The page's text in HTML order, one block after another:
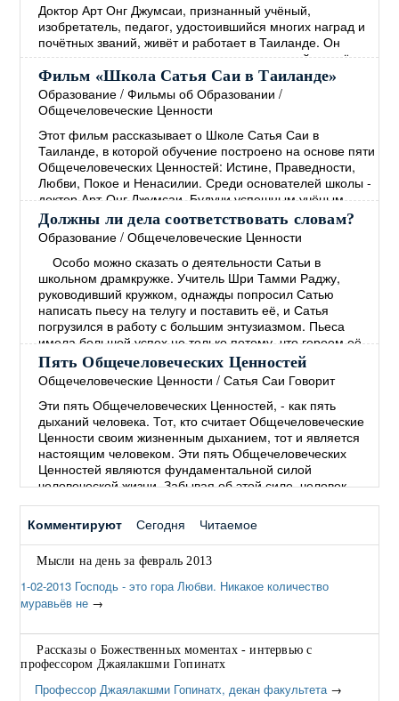
Доктор Арт Онг Джумсаи, признанный учёный,
изобретатель, педагог, удостоившийся многих наград и
почётных званий, живёт и работает в Таиланде. Он
является создателем и директором известной во всём
мире школы Сатья Саи, основанной на
Общечеловеческих Ценностях. В своём выступлении,
которое проходило в Сингапуре в 2013 году, доктор Арт
Онг Джумсаи рассказывает о том, как интегрировать
Общечеловеческие Ценности в образование, а также о
жизни школы и опыте её→
Фильм «Школа Сатья Саи в Таиланде»
Образование /Фильмы об Образовании /
Общечеловеческие Ценности
Этот фильм рассказывает о Школе Сатья Саи в
Таиланде, в которой обучение построено на основе пяти
Общечеловеческих Ценностей: Истине, Праведности,
Любви, Покое и Ненасилии. Среди основателей школы -
доктор Арт-Онг Джумсаи. Будучи успешным учёным,
политиком и общественным деятелем, доктор Джумсаи
является директором этой школы на протяжении более
20 лет. Вся жизнь школы, начиная с
общеобразовательной программы и заканчивая
финансированием, основана на→
Должны ли дела соответствовать словам?
Образование /Общечеловеческие Ценности
Особо можно сказать о деятельности Сатьи в
школьном драмкружке. Учитель Шри Тамми Раджу,
руководивший кружком, однажды попросил Сатью
написать пьесу на телугу и поставить её, и Сатья
погрузился в работу с большим энтузиазмом. Пьеса
имела большой успех не только потому, что героем её
был мальчик, которого играл Сам Сатья, но, главным
образом, потому, что её темой был извечный
человеческий грех – лицемерие, состоящее в том, что
"человек →
Пять Общечеловеческих Ценностей
Общечеловеческие Ценности /Сатья Саи Говорит
Эти пять Общечеловеческих Ценностей, - как пять
дыханий человека. Тот, кто считает Общечеловеческие
Ценности своим жизненным дыханием, тот и является
настоящим человеком. Эти пять Общечеловеческих
Ценностей являются фундаментальной силой
человеческой жизни. Забывая об этой силе, человек
начинает полагаться на силы мирские. В древние
времена люди понимали, что пять Общечеловеческих
Ценностей необходимы для Покоя и процветания во
всём мире. Мы не→
Комментируют Сегодня Читаемое
Мысли на день за февраль 2013
1-02-2013 Господь - это гора Любви. Никакое количество
муравьёв не →
Рассказы о Божественных моментах - интервью с
профессором Джаялакшми Гопинатх
Профессор Джаялакшми Гопинатх, декан факультета→